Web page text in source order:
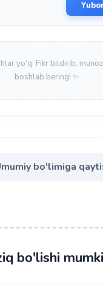
yo'q. Fikr bildirib,
boshlab bering! ✨
bo'limiga
bo'lishi